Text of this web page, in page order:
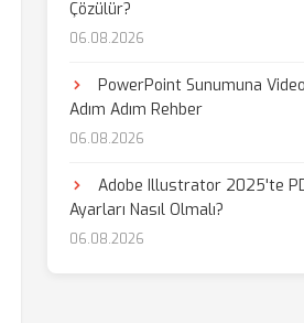
Çözülür?
06.08.2026
PowerPoint Sunumuna
Adım Adım Rehber
06.08.2026
Adobe Illustrator 2025'te
Ayarları Nasıl Olmalı?
06.08.2026